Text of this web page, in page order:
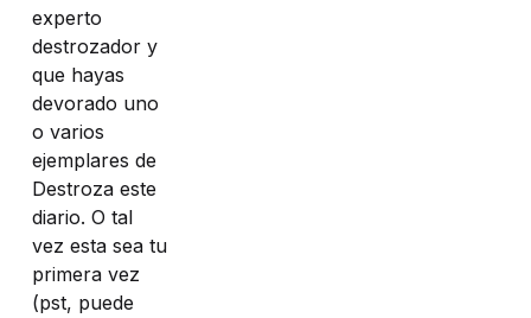
experto
destrozador y
que hayas
devorado uno
o varios
ejemplares de
Destroza este
diario. O tal
vez esta sea tu
primera vez
(pst, puede